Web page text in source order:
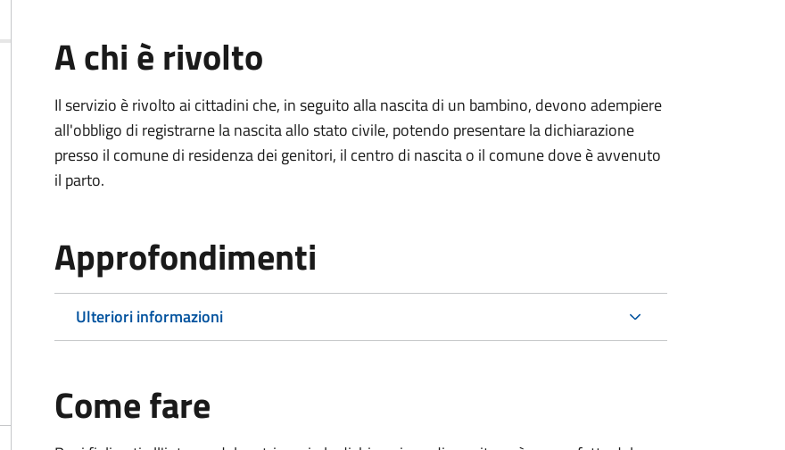
A chi è rivolto
Il servizio è rivolto ai cittadini che, in seguito alla nascita di un bambino, devono adempiere
all'obbligo di registrarne la nascita allo stato civile, potendo presentare la dichiarazione
presso il comune di residenza dei genitori, il centro di nascita o il comune dove è avvenuto
il parto.
Approfondimenti
Ulteriori informazioni
Come fare